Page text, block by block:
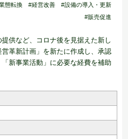
態転換 #経営改善
#設備の導入・更新
#販売促進
供など、コロナ後を見据えた新し
革新計画」を新たに作成し、承認
新事業活動」に必要な経費を補助